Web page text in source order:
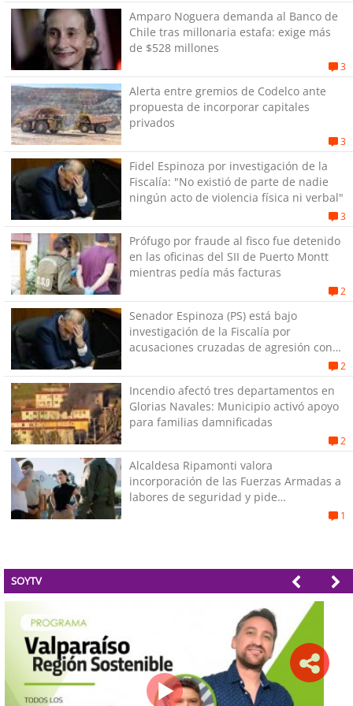
Amparo Noguera demanda al Banco de
Chile tras millonaria estafa: exige más
de $528 millones
3
Alerta entre gremios de Codelco ante
propuesta de incorporar capitales
privados
3
Fidel Espinoza por investigación de la
Fiscalía: "No existió de parte de nadie
ningún acto de violencia física ni verbal"
3
Prófugo por fraude al fisco fue detenido
en las oficinas del SII de Puerto Montt
mientras pedía más facturas
2
Senador Espinoza (PS) está bajo
investigación de la Fiscalía por
acusaciones cruzadas de agresión con
2
Incendio afectó tres departamentos en
Glorias Navales: Municipio activó apoyo
para familias damnificadas
2
Alcaldesa Ripamonti valora
incorporación de las Fuerzas Armadas a
labores de seguridad y pide
1
SOYTV